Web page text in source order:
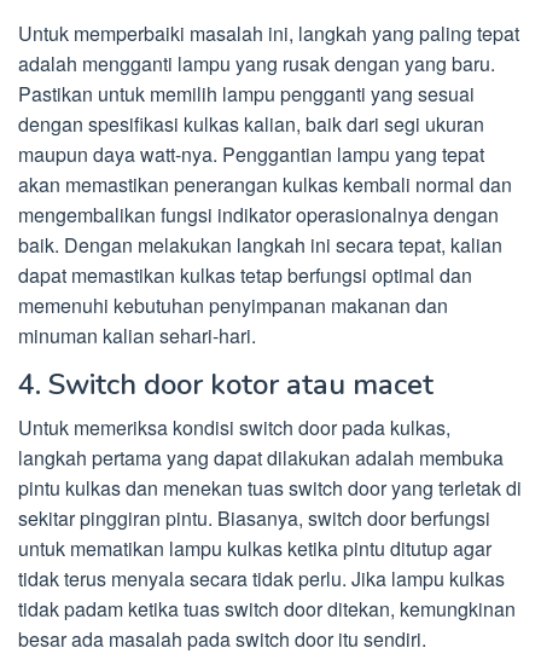
Untuk memperbaiki masalah ini, langkah yang paling tepat
adalah mengganti lampu yang rusak dengan yang baru.
Pastikan untuk memilih lampu pengganti yang sesuai
dengan spesifikasi kulkas kalian, baik dari segi ukuran
maupun daya watt-nya. Penggantian lampu yang tepat
akan memastikan penerangan kulkas kembali normal dan
mengembalikan fungsi indikator operasionalnya dengan
baik. Dengan melakukan langkah ini secara tepat, kalian
dapat memastikan kulkas tetap berfungsi optimal dan
memenuhi kebutuhan penyimpanan makanan dan
minuman kalian sehari-hari.
4. Switch door kotor atau macet
Untuk memeriksa kondisi switch door pada kulkas,
langkah pertama yang dapat dilakukan adalah membuka
pintu kulkas dan menekan tuas switch door yang terletak di
sekitar pinggiran pintu. Biasanya, switch door berfungsi
untuk mematikan lampu kulkas ketika pintu ditutup agar
tidak terus menyala secara tidak perlu. Jika lampu kulkas
tidak padam ketika tuas switch door ditekan, kemungkinan
besar ada masalah pada switch door itu sendiri.